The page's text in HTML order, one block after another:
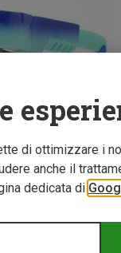
di ottimizzare i
anche il
dedicata di